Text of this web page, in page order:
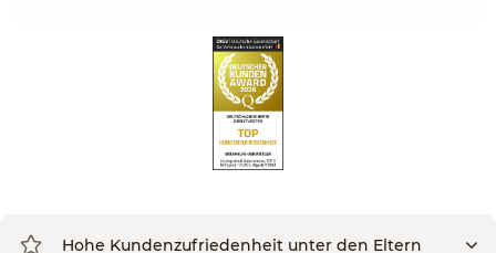
Hohe Kundenzufriedenheit unter den Eltern